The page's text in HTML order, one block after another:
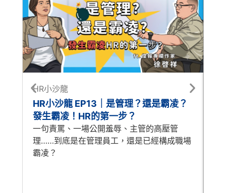
HR小沙龍
HR小沙龍 EP13｜是管理？還是霸凌？
發生霸凌！HR的第一步？
一句責罵、一場公開羞辱、主管的高壓管
理……到底是在管理員工，還是已經構成職場
霸凌？